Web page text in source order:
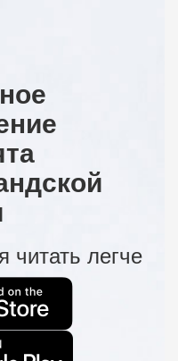
читать легче